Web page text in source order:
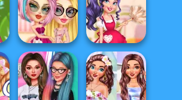
Princesses
Lights Festival
My Perfect Dress
Creator
Fashion Dolls
School Date
Cute House
Cleaning